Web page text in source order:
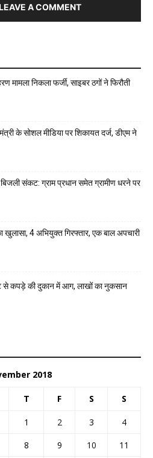
A COMMENT
मामला निकला फर्जी, साइबर ठगों ने फिरौती
के सोशल मीडिया पर शिकायत दर्ज, डीएम ने
संकट: ग्राम प्रधान समेत ग्रामीण धरने पर
खुलासा, 4 अभियुक्त गिरफ्तार, एक बाल अपचारी
से कपड़े की दुकान में आग, लाखों का नुकसान
2018
T F S S
1 2 3
4
8 9 10
11